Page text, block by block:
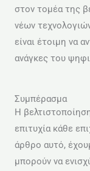
στον τομέα της
νέων
είναι έτοιμη να
ανάγκες του
Συμπέρασμα
Η
επιτυχία κάθε
άρθρο αυτό,
μπορούν να